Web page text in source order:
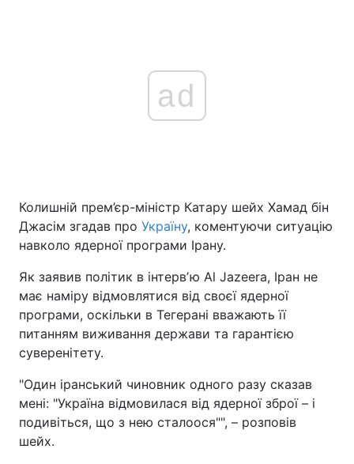
ad
Колишній прем’єр-міністр Катару шейх Хамад бін
Джасім згадав про Україну, коментуючи ситуацію
навколо ядерної програми Ірану.
Як заявив політик в інтервʼю Al Jazeera, Іран не
має наміру відмовлятися від своєї ядерної
програми, оскільки в Тегерані вважають її
питанням виживання держави та гарантією
суверенітету.
"Один іранський чиновник одного разу сказав
мені: "Україна відмовилася від ядерної зброї – і
подивіться, що з нею сталоося"", – розповів
шейх.